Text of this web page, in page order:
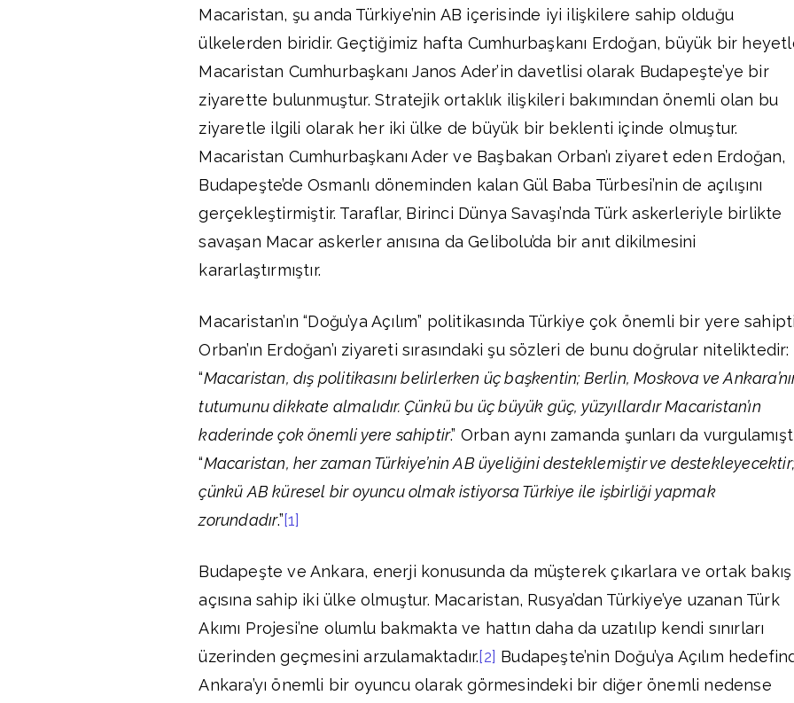
Macaristan, şu anda Türkiye’nin AB içerisinde iyi ilişkilere sahip olduğu
ülkelerden biridir. Geçtiğimiz hafta Cumhurbaşkanı Erdoğan, büyük bir
Macaristan Cumhurbaşkanı Janos Ader’in davetlisi olarak Budapeşte’ye bir
ziyarette bulunmuştur. Stratejik ortaklık ilişkileri bakımından önemli olan bu
ziyaretle ilgili olarak her iki ülke de büyük bir beklenti içinde olmuştur.
Macaristan Cumhurbaşkanı Ader ve Başbakan Orban’ı ziyaret eden Erdoğan,
Budapeşte’de Osmanlı döneminden kalan Gül Baba Türbesi’nin de açılışını
gerçekleştirmiştir. Taraflar, Birinci Dünya Savaşı’nda Türk askerleriyle birlikte
savaşan Macar askerler anısına da Gelibolu’da bir anıt dikilmesini
kararlaştırmıştır.
Macaristan’ın “Doğu’ya Açılım” politikasında Türkiye çok önemli bir yere
Orban’ın Erdoğan’ı ziyareti sırasındaki şu sözleri de bunu doğrular niteliktedir:
“Macaristan, dış politikasını belirlerken üç başkentin; Berlin, Moskova ve
tutumunu dikkate almalıdır. Çünkü bu üç büyük güç, yüzyıllardır Macaristan’ın
kaderinde çok önemli yere sahiptir.” Orban aynı zamanda şunları da
“Macaristan, her zaman Türkiye’nin AB üyeliğini desteklemiştir ve destekleyecektir;
çünkü AB küresel bir oyuncu olmak istiyorsa Türkiye ile işbirliği yapmak
zorundadır.”[1]
Budapeşte ve Ankara, enerji konusunda da müşterek çıkarlara ve ortak bakış
açısına sahip iki ülke olmuştur. Macaristan, Rusya’dan Türkiye’ye uzanan Türk
Akımı Projesi’ne olumlu bakmakta ve hattın daha da uzatılıp kendi sınırları
üzerinden geçmesini arzulamaktadır.[2] Budapeşte’nin Doğu’ya Açılım
Ankara’yı önemli bir oyuncu olarak görmesindeki bir diğer önemli nedense